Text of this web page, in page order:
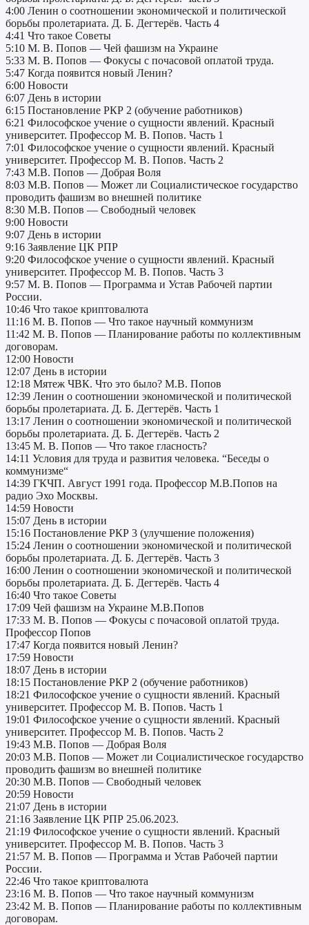
4:00 Ленин о соотношении экономической и политической
борьбы пролетариата. Д. Б. Дегтерёв. Часть 4
4:41 Что такое Советы
5:10 М. В. Попов — Чей фашизм на Украине
5:33 М. В. Попов — Фокусы с почасовой оплатой труда.
5:47 Когда появится новый Ленин?
6:00 Новости
6:07 День в истории
6:15 Постановление РКР 2 (обучение работников)
6:21 Философское учение о сущности явлений. Красный
университет. Профессор М. В. Попов. Часть 1
7:01 Философское учение о сущности явлений. Красный
университет. Профессор М. В. Попов. Часть 2
7:43 М.В. Попов — Добрая Воля
8:03 М.В. Попов — Может ли Социалистическое государство
проводить фашизм во внешней политике
8:30 М.В. Попов — Свободный человек
9:00 Новости
9:07 День в истории
9:16 Заявление ЦК РПР
9:20 Философское учение о сущности явлений. Красный
университет. Профессор М. В. Попов. Часть 3
9:57 М. В. Попов — Программа и Устав Рабочей партии
России.
10:46 Что такое криптовалюта
11:16 М. В. Попов — Что такое научный коммунизм
11:42 М. В. Попов — Планирование работы по коллективным
договорам.
12:00 Новости
12:07 День в истории
12:18 Мятеж ЧВК. Что это было? М.В. Попов
12:39 Ленин о соотношении экономической и политической
борьбы пролетариата. Д. Б. Дегтерёв. Часть 1
13:17 Ленин о соотношении экономической и политической
борьбы пролетариата. Д. Б. Дегтерёв. Часть 2
13:45 М. В. Попов — Что такое гласность?
14:11 Условия для труда и развития человека. “Беседы о
коммунизме“
14:39 ГКЧП. Август 1991 года. Профессор М.В.Попов на
радио Эхо Москвы.
14:59 Новости
15:07 День в истории
15:16 Постановление РКР 3 (улучшение положения)
15:24 Ленин о соотношении экономической и политической
борьбы пролетариата. Д. Б. Дегтерёв. Часть 3
16:00 Ленин о соотношении экономической и политической
борьбы пролетариата. Д. Б. Дегтерёв. Часть 4
16:40 Что такое Советы
17:09 Чей фашизм на Украине М.В.Попов
17:33 М. В. Попов — Фокусы с почасовой оплатой труда.
Профессор Попов
17:47 Когда появится новый Ленин?
17:59 Новости
18:07 День в истории
18:15 Постановление РКР 2 (обучение работников)
18:21 Философское учение о сущности явлений. Красный
университет. Профессор М. В. Попов. Часть 1
19:01 Философское учение о сущности явлений. Красный
университет. Профессор М. В. Попов. Часть 2
19:43 М.В. Попов — Добрая Воля
20:03 М.В. Попов — Может ли Социалистическое государство
проводить фашизм во внешней политике
20:30 М.В. Попов — Свободный человек
20:59 Новости
21:07 День в истории
21:16 Заявление ЦК РПР 25.06.2023.
21:19 Философское учение о сущности явлений. Красный
университет. Профессор М. В. Попов. Часть 3
21:57 М. В. Попов — Программа и Устав Рабочей партии
России.
22:46 Что такое криптовалюта
23:16 М. В. Попов — Что такое научный коммунизм
23:42 М. В. Попов — Планирование работы по коллективным
договорам.